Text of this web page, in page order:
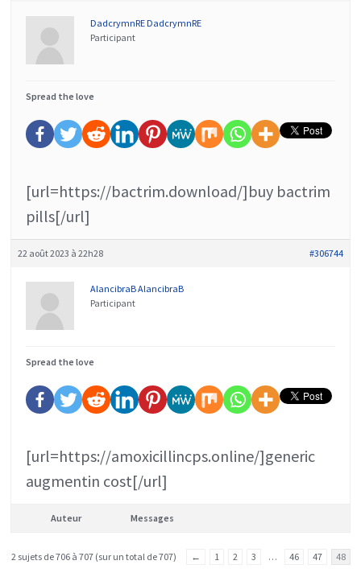
DadcrymnRE DadcrymnRE
Participant
Spread the love
[url=https://bactrim.download/]buy bactrim
pills[/url]
22 août 2023 à 22h28 #306744
AlancibraB AlancibraB
Participant
Spread the love
[url=https://amoxicillincps.online/]generic
augmentin cost[/url]
Auteur Messages
2 sujets de 706 à 707 (sur un total de 707) ← 1 2 3 … 46 47 48